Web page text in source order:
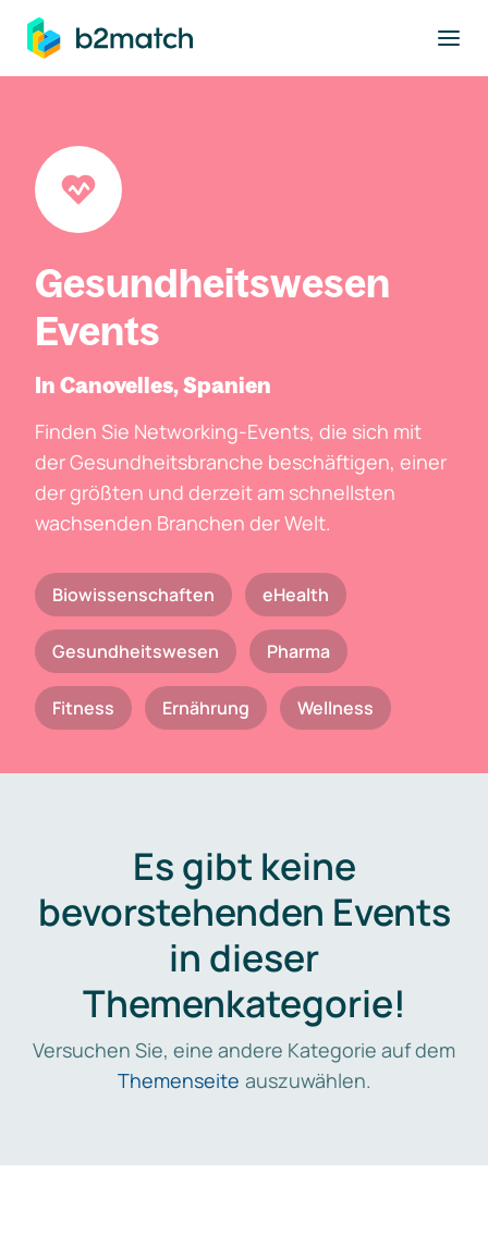
springen
Gesundheitswesen
Events
In Canovelles, Spanien
Finden Sie Networking-Events, die sich mit
der Gesundheitsbranche beschäftigen, einer
der größten und derzeit am schnellsten
wachsenden Branchen der Welt.
Biowissenschaften eHealth
Gesundheitswesen Pharma
Fitness Ernährung Wellness
Es gibt keine
bevorstehenden Events
in dieser
Themenkategorie!
Versuchen Sie, eine andere Kategorie auf dem
Themenseite auszuwählen.